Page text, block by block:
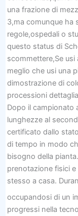
una frazione di
3,ma comunque ha
regole,ospedali o
questo status di
scommettere,Se
meglio che usi una
dimostrazione di
processioni
Dopo il campionato
lunghezze al
certificato dallo
di tempo in modo
bisogno della
prenotazione fisici
stesso a casa.
occupandosi di un
progressi nella